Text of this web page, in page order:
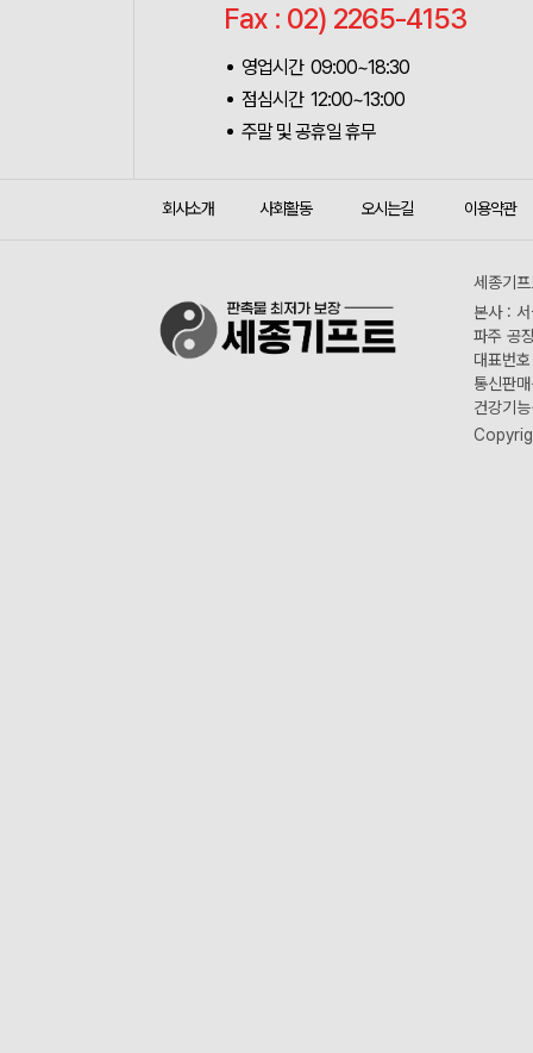
Fax : 02) 2265-4153
영업시간 09:00~18:30
점심시간 12:00~13:00
주말 및 공휴일 휴무
회사소개 사회활동 오시는길 이용약관
세종기
본사 :
파주 공
대표번
통신판
건강기